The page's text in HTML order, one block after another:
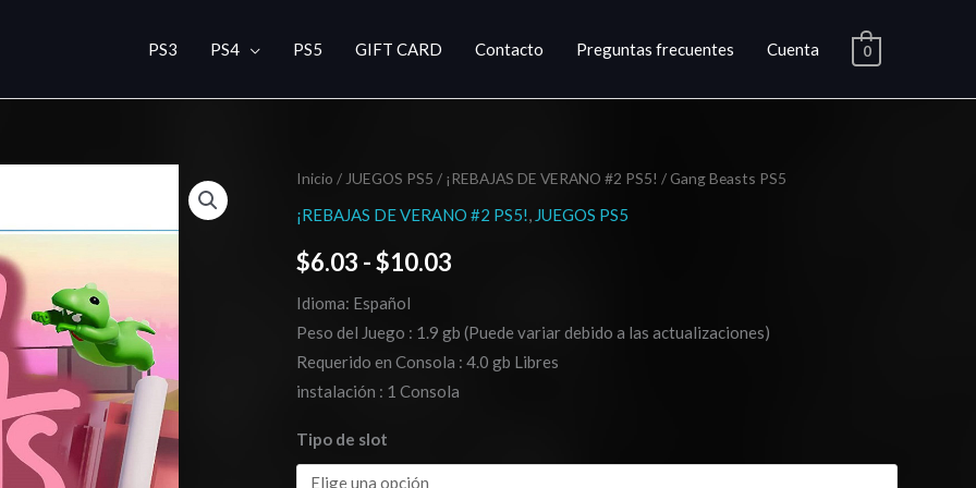
PS3 PS4 PS5 GIFT CARD Contacto Preguntas frecuentes Cuenta 0
Inicio / JUEGOS PS5 / ¡REBAJAS DE VERANO #2 PS5! / Gang Beasts PS5
¡REBAJAS DE VERANO #2 PS5!, JUEGOS PS5
$6.03 -$10.03
Rango
de
desde
$6.03
Idioma: Español
Peso del Juego : 1.9 gb (Puede variar debido a las actualizaciones)
Requerido en Consola : 4.0 gb Libres
instalación : 1 Consola
Tipo de slot
Gang
Beasts
cantidad